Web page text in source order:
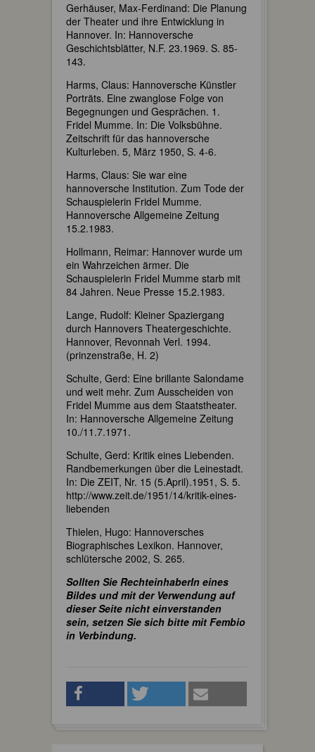
Gerhäuser, Max-Ferdinand: Die Planung
der Theater und ihre Entwicklung in
Hannover. In: Hannoversche
Geschichtsblätter, N.F. 23.1969. S. 85-
143.
Harms, Claus: Hannoversche Künstler
Porträts. Eine zwanglose Folge von
Begegnungen und Gesprächen. 1.
Fridel Mumme. In: Die Volksbühne.
Zeitschrift für das hannoversche
Kulturleben. 5, März 1950, S. 4-6.
Harms, Claus: Sie war eine
hannoversche Institution. Zum Tode der
Schauspielerin Fridel Mumme.
Hannoversche Allgemeine Zeitung
15.2.1983.
Hollmann, Reimar: Hannover wurde um
ein Wahrzeichen ärmer. Die
Schauspielerin Fridel Mumme starb mit
84 Jahren. Neue Presse 15.2.1983.
Lange, Rudolf: Kleiner Spaziergang
durch Hannovers Theatergeschichte.
Hannover, Revonnah Verl. 1994.
(prinzenstraße, H. 2)
Schulte, Gerd: Eine brillante Salondame
und weit mehr. Zum Ausscheiden von
Fridel Mumme aus dem Staatstheater.
In: Hannoversche Allgemeine Zeitung
10./11.7.1971.
Schulte, Gerd: Kritik eines Liebenden.
Randbemerkungen über die Leinestadt.
In: Die ZEIT, Nr. 15 (5.April).1951, S. 5.
http://www.zeit.de/1951/14/kritik-eines-
liebenden
Thielen, Hugo: Hannoversches
Biographisches Lexikon. Hannover,
schlütersche 2002, S. 265.
Sollten Sie RechteinhaberIn eines
Bildes und mit der Verwendung auf
dieser Seite nicht einverstanden
sein, setzen Sie sich bitte mit Fembio
in Verbindung.